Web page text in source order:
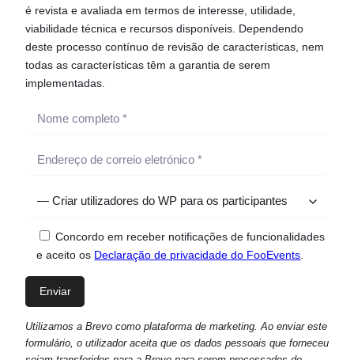
é revista e avaliada em termos de interesse, utilidade,
viabilidade técnica e recursos disponíveis. Dependendo
deste processo contínuo de revisão de características, nem
todas as características têm a garantia de serem
implementadas.
Concordo em receber notificações de funcionalidades
e aceito os Declaração de privacidade do FooEvents
Utilizamos a Brevo como plataforma de marketing. Ao enviar este
formulário, o utilizador aceita que os dados pessoais que forneceu